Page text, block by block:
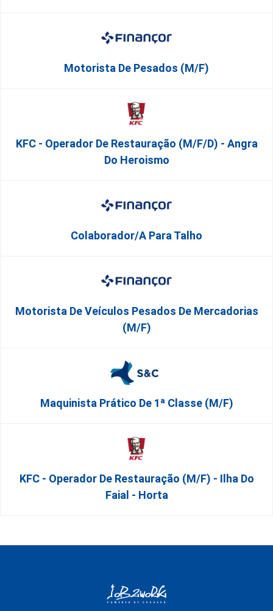
Motorista De Pesados (M/F)
KFC - Operador De Restauração (m/f/d) - Angra
Do Heroismo
Colaborador/a Para Talho
Motorista De Veículos Pesados De Mercadorias
(M/F)
Maquinista Prático De 1ª Classe (m/f)
KFC - Operador De Restauração (m/f) - Ilha Do
Faial - Horta